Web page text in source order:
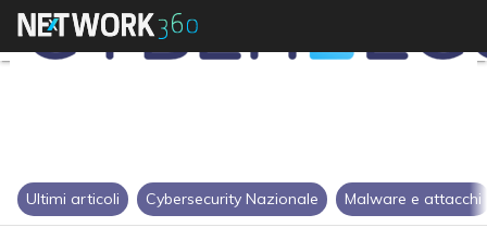
Ultimi articoli Cybersecurity Nazionale Malware e attacchi